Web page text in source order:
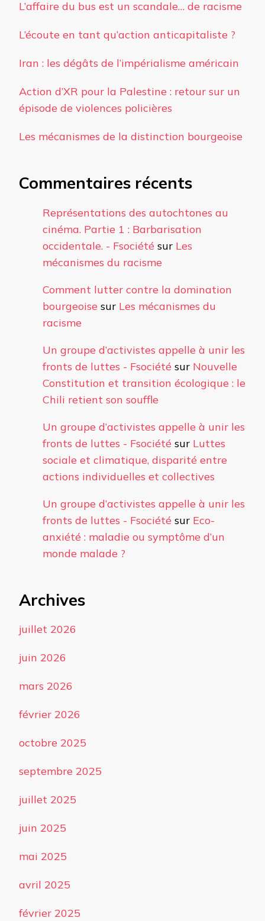
L’affaire du bus est un scandale… de racisme
L’écoute en tant qu’action anticapitaliste ?
Iran : les dégâts de l’impérialisme américain
Action d’XR pour la Palestine : retour sur un
épisode de violences policières
Les mécanismes de la distinction bourgeoise
Commentaires récents
Représentations des autochtones au
cinéma. Partie 1 : Barbarisation
occidentale. - Fsociété sur Les
mécanismes du racisme
Comment lutter contre la domination
bourgeoise sur Les mécanismes du
racisme
Un groupe d’activistes appelle à unir les
fronts de luttes - Fsociété sur Nouvelle
Constitution et transition écologique : le
Chili retient son souffle
Un groupe d’activistes appelle à unir les
fronts de luttes - Fsociété sur Luttes
sociale et climatique, disparité entre
actions individuelles et collectives
Un groupe d’activistes appelle à unir les
fronts de luttes - Fsociété sur Eco-
anxiété : maladie ou symptôme d’un
monde malade ?
Archives
juillet 2026
juin 2026
mars 2026
février 2026
octobre 2025
septembre 2025
juillet 2025
juin 2025
mai 2025
avril 2025
février 2025